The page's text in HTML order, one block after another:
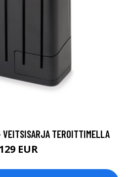
TEROITTIMELLA
129 EUR